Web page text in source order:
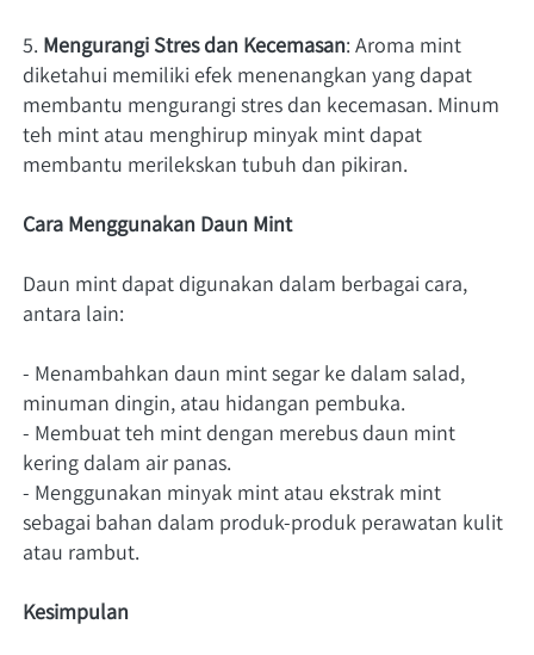
5. Mengurangi Stres dan Kecemasan: Aroma mint
diketahui memiliki efek menenangkan yang dapat
membantu mengurangi stres dan kecemasan. Minum
teh mint atau menghirup minyak mint dapat
membantu merilekskan tubuh dan pikiran.
Cara Menggunakan Daun Mint
Daun mint dapat digunakan dalam berbagai cara,
antara lain:
- Menambahkan daun mint segar ke dalam salad,
minuman dingin, atau hidangan pembuka.
- Membuat teh mint dengan merebus daun mint
kering dalam air panas.
- Menggunakan minyak mint atau ekstrak mint
sebagai bahan dalam produk-produk perawatan kulit
atau rambut.
Kesimpulan